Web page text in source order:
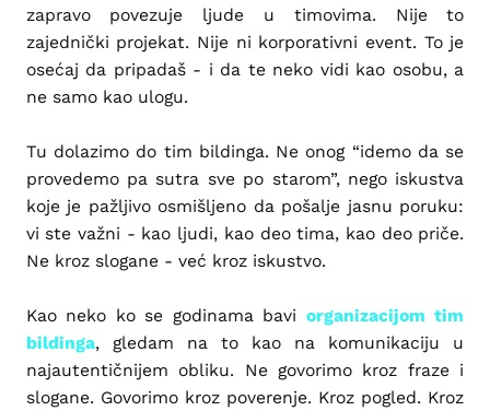
zapravo povezuje ljude u timovima. Nije to
zajednički projekat. Nije ni korporativni event. To je
osećaj da pripadaš - i da te neko vidi kao osobu, a
ne samo kao ulogu.
Tu dolazimo do tim bildinga. Ne onog “idemo da se
provedemo pa sutra sve po starom”, nego iskustva
koje je pažljivo osmišljeno da pošalje jasnu poruku:
vi ste važni - kao ljudi, kao deo tima, kao deo priče.
Ne kroz slogane - već kroz iskustvo.
Kao neko ko se godinama bavi organizacijom tim
bildinga, gledam na to kao na komunikaciju u
najautentičnijem obliku. Ne govorimo kroz fraze i
slogane. Govorimo kroz poverenje. Kroz pogled. Kroz